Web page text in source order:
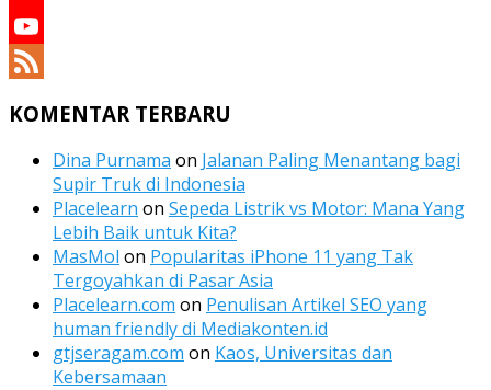
YouTube
YouTube
KOMENTAR TERBARU
Dina Purnama on Jalanan Paling Menantang bagi
Supir Truk di Indonesia
Placelearn on Sepeda Listrik vs Motor: Mana Yang
Lebih Baik untuk Kita?
MasMol on Popularitas iPhone 11 yang Tak
Tergoyahkan di Pasar Asia
Placelearn.com on Penulisan Artikel SEO yang
human friendly di Mediakonten.id
gtjseragam.com on Kaos, Universitas dan
Kebersamaan